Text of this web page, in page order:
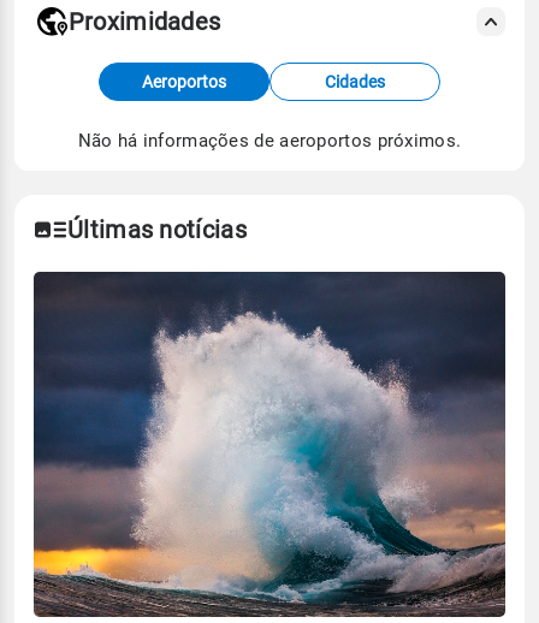
Fonte: dados combinados de estações
meteorológicas e satélite do Centro de Previsão
de Tempo e Estudos Climáticos (CPTEC).
Proximidades
Aeroportos Cidades
Não há informações de aeroportos próximos.
Últimas notícias